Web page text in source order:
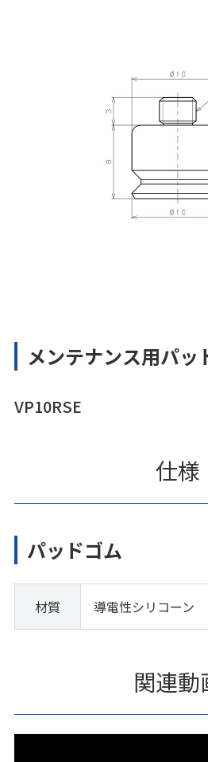
メンテナンス用パッ
VP10RSE
仕様
パッドゴム
材質 導電性シリコーン
関連動